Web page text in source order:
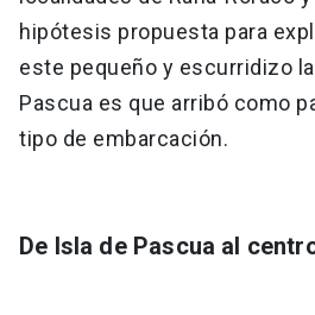
hipótesis propuesta para
este pequeño y escurridizo
Pascua es que arribó como
tipo de embarcación.
De Isla de Pascua al